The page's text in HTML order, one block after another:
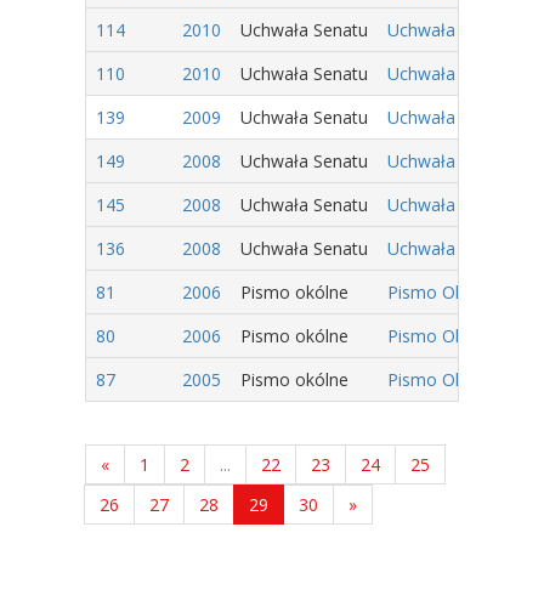
114
2010 Uchwała Senatu
Uchwała nr 13/
110
2010 Uchwała Senatu
Uchwała nr 9/
139
2009 Uchwała Senatu
Uchwała nr 58/
149
2008 Uchwała Senatu
Uchwała nr 82/
145
2008 Uchwała Senatu
Uchwała nr 78/
136
2008 Uchwała Senatu
Uchwała nr 69/
81
2006 Pismo okólne
Pismo Okólne Nr
80
2006 Pismo okólne
Pismo Okólne Nr
87
2005 Pismo okólne Pismo Okólne Nr
« 1 2 ... 22 23 24
25
26
27 28 29 30 »